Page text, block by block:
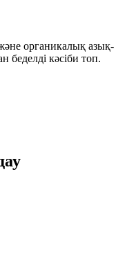
органикалық азық-
беделді кәсіби топ.